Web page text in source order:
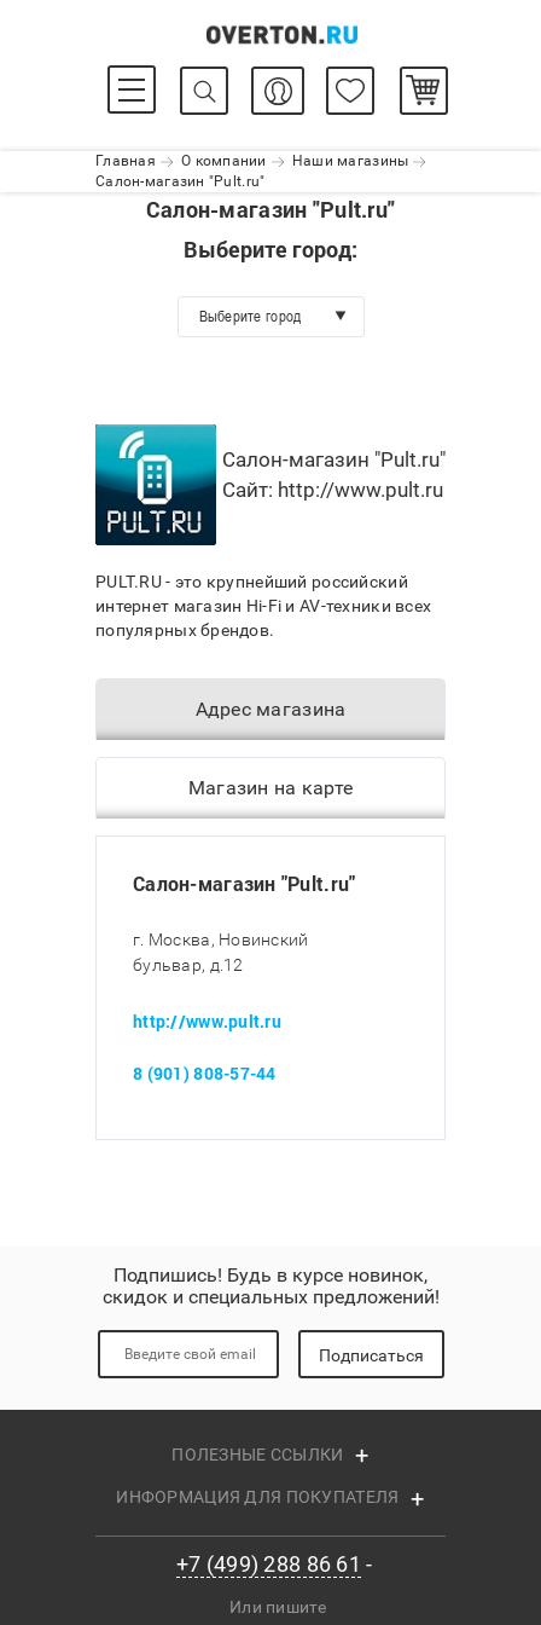
Главная О компании
Наши магазины
Салон-магазин "Pult.ru"
Салон-магазин "Pult.ru"
Выберите город:
Выберите город
Салон-магазин "Pult.ru"
Сайт: http://www.pult.ru
PULT.RU - это крупнейший российский
интернет магазин Hi-Fi и AV-техники всех
популярных брендов.
Адрес магазина
Магазин на карте
Салон-магазин "Pult.ru"
г. Москва, Новинский
бульвар, д.12
http://www.pult.ru
8 (901) 808-57-44
Подпишись! Будь в курсе новинок,
скидок и специальных предложений!
Подписаться
ПОЛЕЗНЫЕ ССЫЛКИ
ИНФОРМАЦИЯ ДЛЯ ПОКУПАТЕЛЯ
+7 (499) 288 86 61
Или пишите